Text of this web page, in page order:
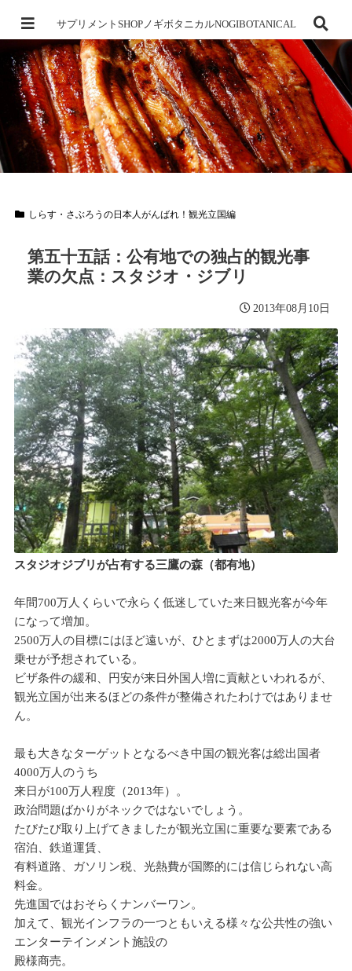
しらす・さぶろうの日本人がんばれ！観光立国編
第五十五話：公有地での独占的観光事
業の欠点：スタジオ・ジブリ
2013年08月10日
スタジオジブリが占有する三鷹の森（都有地）
年間700万人くらいで永らく低迷していた来日観光客が今年
になって増加。
2500万人の目標にはほど遠いが、ひとまずは2000万人の大台
乗せが予想されている。
ビザ条件の緩和、円安が来日外国人増に貢献といわれるが、
観光立国が出来るほどの条件が整備されたわけではありませ
ん。
最も大きなターゲットとなるべき中国の観光客は総出国者
4000万人のうち
来日が100万人程度（2013年）。
政治問題ばかりがネックではないでしょう。
たびたび取り上げてきましたが観光立国に重要な要素である
宿泊、鉄道運賃、
有料道路、ガソリン税、光熱費が国際的には信じられない高
料金。
先進国ではおそらくナンバーワン。
加えて、観光インフラの一つともいえる様々な公共性の強い
エンターテインメント施設の
殿様商売。
サプリメントSHOPノギボタニカルNOGIBOTANICAL